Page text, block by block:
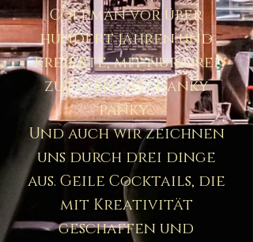
Coleman vor über
hundert jahren und
kreierte, mit nur drei
zutaten den hanky
panky...
Und auch wir zeichnen
uns durch drei dinge
aus. Geile Cocktails, die
mit Kreativität
geschaffen und